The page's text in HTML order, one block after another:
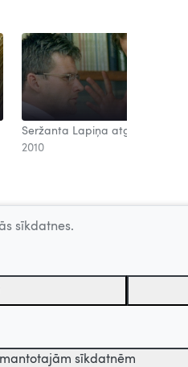
Seržanta Lapiņa atgriešanās,
2010
Valsts kinofotofonodokumentu
sīkdatnes.
sīkdatnēm